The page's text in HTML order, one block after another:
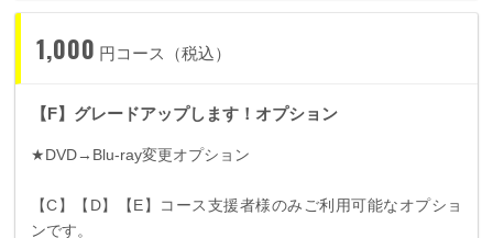
1,000 円コース（税込）
【F】グレードアップします！オプション
★DVD→ Blu-ray変更オプション
【C】【 D】【E】コース支援者様のみご利用可能なオプショ
ンです。